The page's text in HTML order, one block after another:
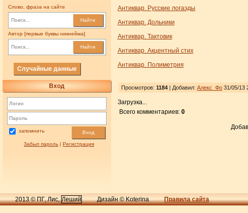
Слово, фраза на сайте
Найти
Автор [первые буквы никнейма]
Найти
Случайные данные
Вход
запомнить Вход
Забыл пароль |Регистрация
Антиквар. Русские логаэды
Антиквар. Дольники
Антиквар. Тактовик
Антиквар. Акцентный стих
Антиквар. Полиметрия
Просмотров: 1184| Добавил: Алекс_Фо31/05/13
Загрузка...
Всего комментариев: 0
2013 © ПГ, Лис,Леший Дизайн © Koterina Правила сайта